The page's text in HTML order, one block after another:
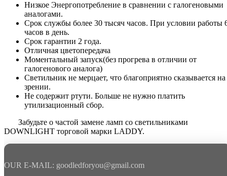
Низкое Энергопотребление в сравнении с галогеновыми
аналогами.
Срок службы более 30 тысяч часов. При условии работы
часов в день.
Срок гарантии 2 года.
Отличная цветопередача
Моментальный запуск(без прогрева в отличии от
галогенового аналога)
Светильник не мерцает, что благоприятно сказывается на
зрении.
Не содержит ртути. Больше не нужно платить
утилизационный сбор.
Забудьте о частой замене ламп со светильниками
DOWNLIGHT торговой марки LADDY.
OUR E-MAIL: goodledforyou@gmail.cоm